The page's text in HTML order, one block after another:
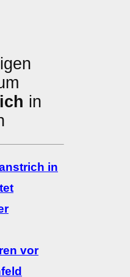
in
in
vor